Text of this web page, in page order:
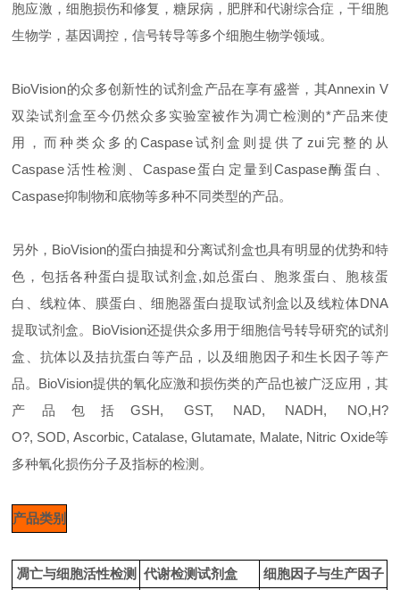
胞应激，细胞损伤和修复，糖尿病，肥胖和代谢综合症，干细胞
生物学，基因调控，信号转导等多个细胞生物学领域。
BioVision的众多创新性的试剂盒产品在享有盛誉，其Annexin V
双染试剂盒至今仍然众多实验室被作为凋亡检测的*产品来使
用，而种类众多的Caspase试剂盒则提供了zui完整的从
Caspase活性检测、Caspase蛋白定量到Caspase酶蛋白、
Caspase抑制物和底物等多种不同类型的产品。
另外，BioVision的蛋白抽提和分离试剂盒也具有明显的优势和特
色，包括各种蛋白提取试剂盒,如总蛋白、胞浆蛋白、胞核蛋
白、线粒体、膜蛋白、细胞器蛋白提取试剂盒以及线粒体DNA
提取试剂盒。BioVision还提供众多用于细胞信号转导研究的试剂
盒、抗体以及拮抗蛋白等产品，以及细胞因子和生长因子等产
品。BioVision提供的氧化应激和损伤类的产品也被广泛应用，其
产品包括GSH, GST, NAD, NADH, NO,H?
O?, SOD, Ascorbic, Catalase, Glutamate, Malate, Nitric Oxide等
多种氧化损伤分子及指标的检测。
产品类别
凋亡与细胞活性检测 代谢检测试剂盒 细胞因子与生产因子